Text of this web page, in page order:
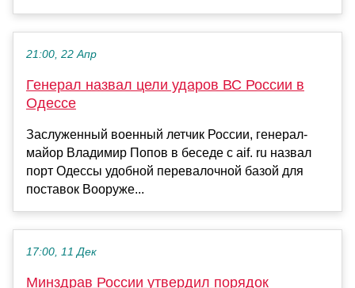
21:00, 22 Апр
Генерал назвал цели ударов ВС России в
Одессе
Заслуженный военный летчик России, генерал-
майор Владимир Попов в беседе с aif. ru назвал
порт Одессы удобной перевалочной базой для
поставок Вооруже...
17:00, 11 Дек
Минздрав России утвердил порядок